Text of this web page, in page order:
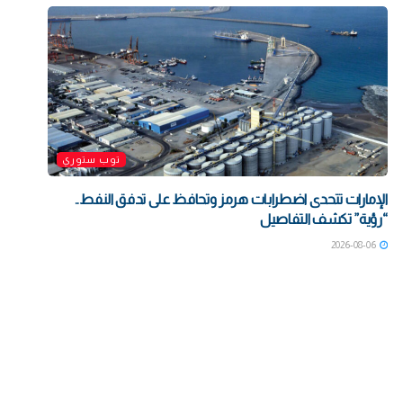
توب ستوري
الإمارات تتحدى اضطرابات هرمز وتحافظ على تدفق النفط..
“رؤية” تكشف التفاصيل
2026-08-06